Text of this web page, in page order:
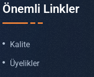
Önemli Linkler
Kalite
Üyelikler